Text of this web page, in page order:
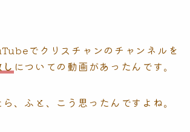
でクリスチャンのチャンネルを
についての動画があったんです。
、ふと、こう思ったんですよね。